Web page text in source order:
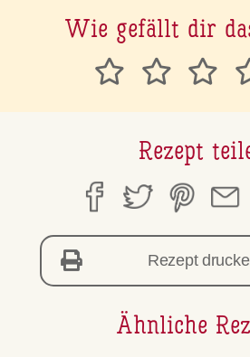
Wie gefällt dir
Rezept
Rezept
Ähnliche